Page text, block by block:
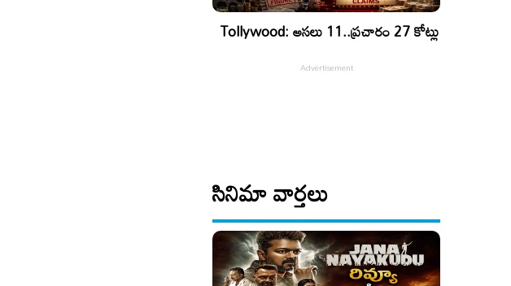
Tollywood: అసలు 11..ప్రచారం 27 కోట్లు
సినిమా వార్తలు